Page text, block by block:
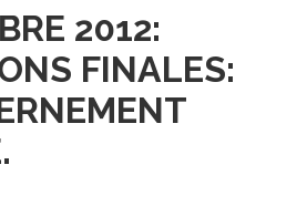
2012:
FINALES: